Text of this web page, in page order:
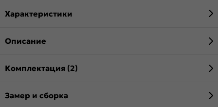
Характеристики
Описание
Комплектация (2)
Замер и сборка